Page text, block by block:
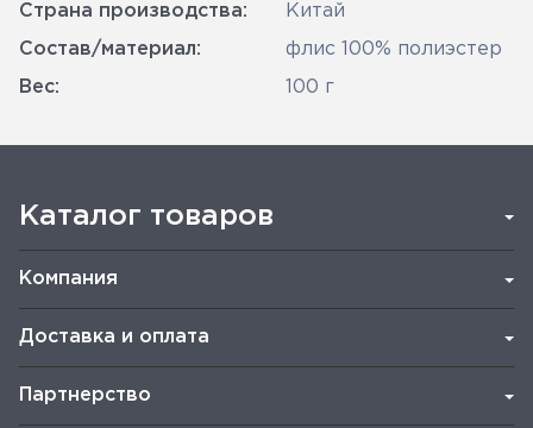
Страна производства: Китай
Состав/материал: флис 100% полиэстер
Вес: 100 г
Каталог товаров
Компания
Доставка и оплата
Партнерство